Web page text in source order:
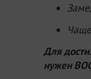
Для
нужен